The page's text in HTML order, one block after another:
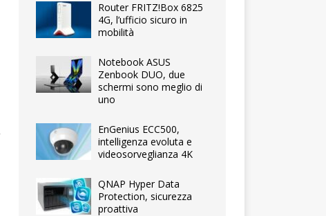
Router FRITZ!Box 6825
4G, l’ufficio sicuro in
mobilità
Notebook ASUS
Zenbook DUO, due
schermi sono meglio di
uno
EnGenius ECC500,
intelligenza evoluta e
videosorveglianza 4K
QNAP Hyper Data
Protection, sicurezza
proattiva